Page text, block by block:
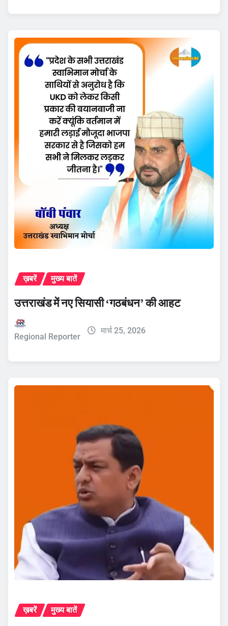
ख़बरें मुख्य बातें
उत्तराखंड में नए सियासी ‘गठबंधन’ की आहट
Regional Reporter
मार्च 25, 2026
ख़बरें मुख्य बातें